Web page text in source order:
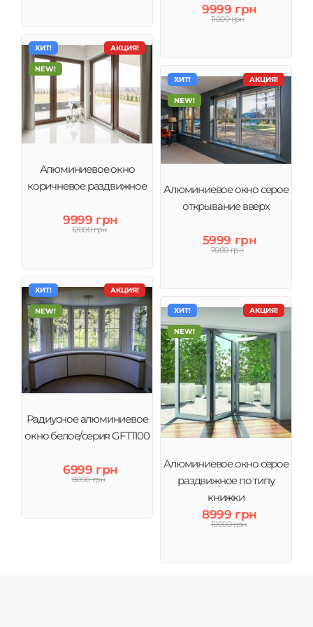
9999 грн
11000 грн
АКЦИЯ!
ХИТ!
NEW!
Алюминиевое окно
коричневое раздвижное
9999 грн
12000 грн
АКЦИЯ!
ХИТ!
NEW!
Алюминиевое окно серое
открывание вверх
5999 грн
7000 грн
АКЦИЯ!
ХИТ!
NEW!
Радиусное алюминиевое
окно белое/серия GFT1100
6999 грн
8000 грн
АКЦИЯ!
ХИТ!
NEW!
Алюминиевое окно серое
раздвижное по типу
книжки
8999 грн
10000 грн